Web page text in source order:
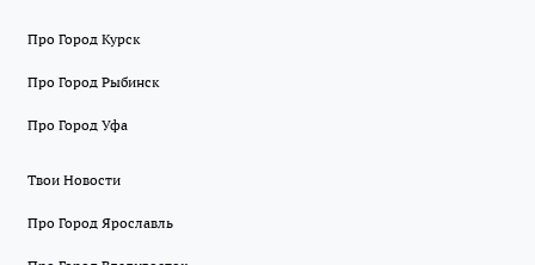
Про Город Курск
Про Город Рыбинск
Про Город Уфа
Твои Новости
Про Город Ярославль